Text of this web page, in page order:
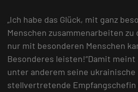
„Ich habe das Glück, mit ganz
Menschen zusammenarbeiten zu
nur mit besonderen Menschen
Besonderes leisten!“Damit meint
unter anderem seine ukrainische
stellvertretende Empfangschefin